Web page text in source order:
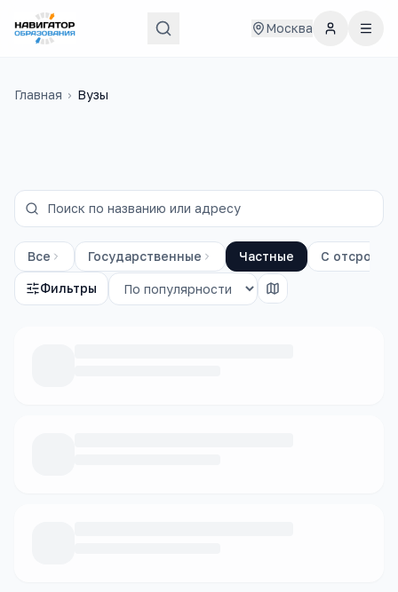
Москва
Главная › Вузы
Все Государственные Частные С
Фильтры